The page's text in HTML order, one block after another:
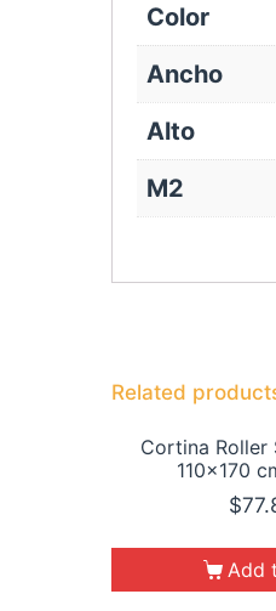
Color
Ancho
Alto
M2
Related
Cortina Roller
110×170
$
Add